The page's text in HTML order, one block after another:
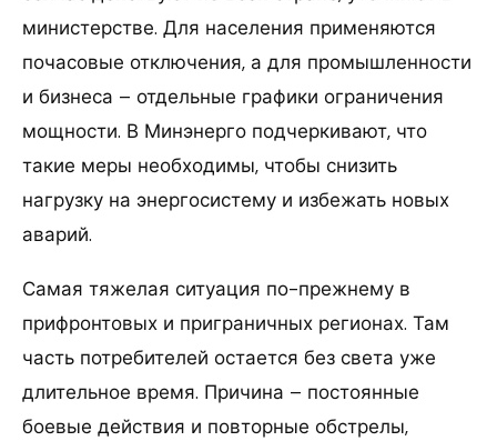
министерстве. Для населения применяются
почасовые отключения, а для промышленности
и бизнеса – отдельные графики ограничения
мощности. В Минэнерго подчеркивают, что
такие меры необходимы, чтобы снизить
нагрузку на энергосистему и избежать новых
аварий.
Самая тяжелая ситуация по-прежнему в
прифронтовых и приграничных регионах. Там
часть потребителей остается без света уже
длительное время. Причина – постоянные
боевые действия и повторные обстрелы,